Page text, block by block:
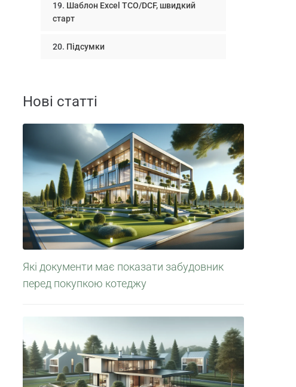
Шаблон Excel TCO/DCF, швидкий
старт
Підсумки
Нові статті
Які документи має показати забудовник
перед покупкою котеджу